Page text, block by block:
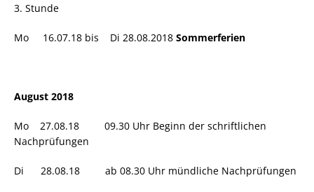
3. Stunde
Mo 16.07.18 bis Di 28.08.2018 Sommerferien
August 2018
Mo 27.08.18 09.30 Uhr Beginn der schriftlichen
Nachprüfungen
Di 28.08.18 ab 08.30 Uhr mündliche Nachprüfungen